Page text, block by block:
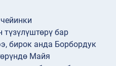
түзүлүштөрү бар
бирок анда Борбордук
Майя